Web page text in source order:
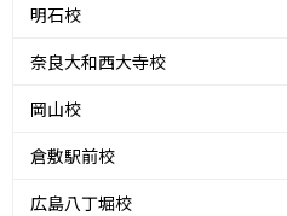
明石校
奈良大和西大寺校
岡山校
倉敷駅前校
広島八丁堀校